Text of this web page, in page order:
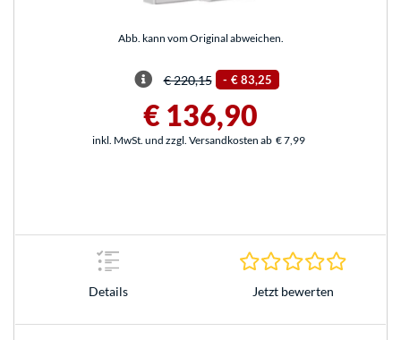
Abb. kann vom Original abweichen.
€ 220,15 - € 83,25
€ 136,90
inkl. MwSt. und zzgl. Versandkosten ab € 7,99
Details Jetzt bewerten